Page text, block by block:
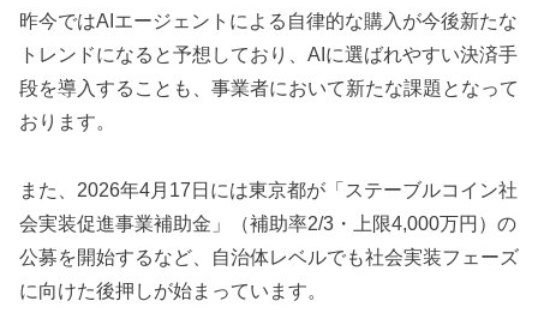
昨今ではAIエージェントによる自律的な購入が今後新たな
トレンドになると予想しており、AIに選ばれやすい決済手
段を導入することも、事業者において新たな課題となって
おります。
また、2026年4月17日には東京都が「ステーブルコイン社
会実装促進事業補助金」（補助率2/3・上限4,000万円）の
公募を開始するなど、自治体レベルでも社会実装フェーズ
に向けた後押しが始まっています。